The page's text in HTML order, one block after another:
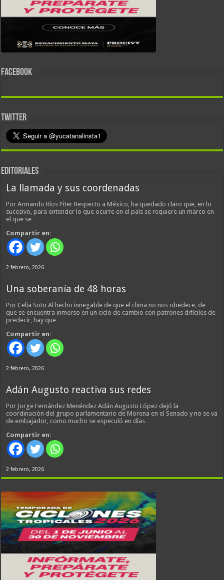
FACEBOOK
TWITTER
EDITORIALES
La llamada y sus coordenadas
Por Armando Ríos Piter Respecto a México, ha quedado claro que, en lo
sucesivo, para entender lo que ocurre en el país se requiere un marco en
el que se…
Compartir en:
2 febrero, 2026
Una soberanía de 48 horas
Por Celia Soto Al hecho innegable de que el clima no nos obedece, de
que se encuentra inmerso en un ciclo de cambio con patrones difíciles de
predecir, hay que…
Compartir en:
2 febrero, 2026
Adán Augusto reactiva sus redes
Por Jorge Fernández Menéndez Adán Augusto López dejó la
coordinación del grupo parlamentario de Morena en el Senado y no se va
de embajador, como mucho se especuló en días…
Compartir en:
2 febrero, 2026